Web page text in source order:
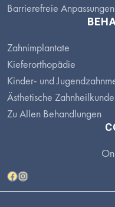
Barrierefreie Anpassungen
Zahnimplantate
Kieferorthopädie
Kinder- und
Ästhetische Zahnheilkunde
Zu Allen Behandlungen
Facebook
Instagram